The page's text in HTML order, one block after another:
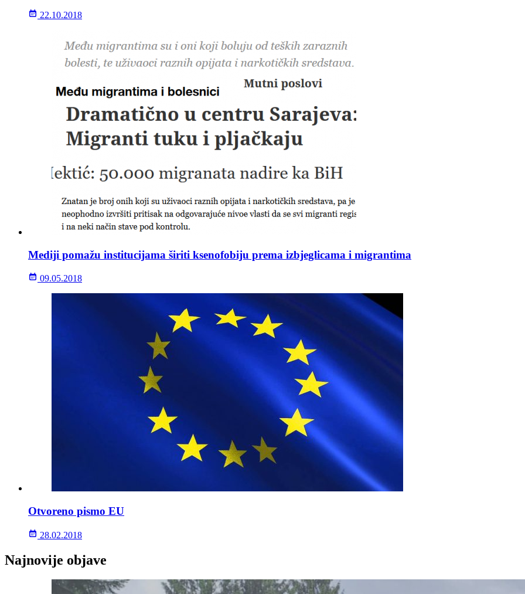
22.10.2018
Mediji pomažu institucijama širiti ksenofobiju prema izbjeglicama i migrantima
09.05.2018
Otvoreno pismo EU
28.02.2018
Najnovije objave